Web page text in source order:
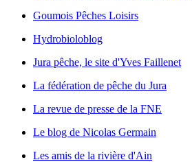
Goumois Pêches Loisirs
Hydrobioloblog
Jura pêche, le site d'Yves Faillenet
La fédération de pêche du Jura
La revue de presse de la FNE
Le blog de Nicolas Germain
Les amis de la rivière d'Ain